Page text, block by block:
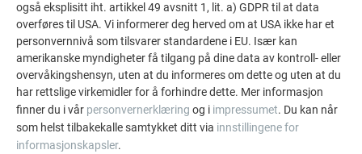
også eksplisitt iht. artikkel 49 avsnitt 1, lit. a) GDPR til at data
overføres til USA. Vi informerer deg herved om at USA ikke har et
personvernnivå som tilsvarer standardene i EU. Især kan
amerikanske myndigheter få tilgang på dine data av kontroll- eller
overvåkingshensyn, uten at du informeres om dette og uten at du
har rettslige virkemidler for å forhindre dette. Mer informasjon
finner du i vår personvernerklæring og i impressumet. Du kan når
som helst tilbakekalle samtykket ditt via innstillingene for
informasjonskapsler.